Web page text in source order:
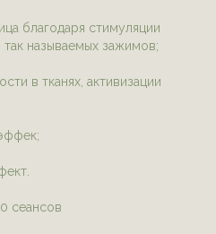
благодаря стимуляции
называемых зажимов;
в тканях, активизации
сеансов